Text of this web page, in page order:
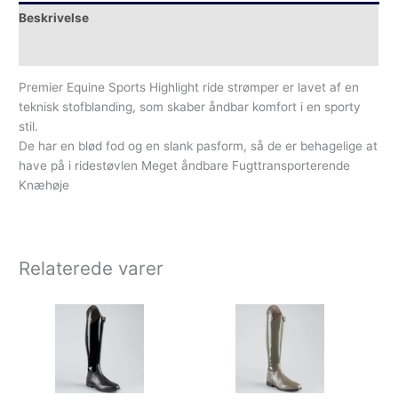
Beskrivelse
Premier Equine Sports Highlight ride strømper er lavet af en
teknisk stofblanding, som skaber åndbar komfort i en sporty
stil.
De har en blød fod og en slank pasform, så de er behagelige at
have på i ridestøvlen Meget åndbare Fugttransporterende
Knæhøje
Relaterede varer